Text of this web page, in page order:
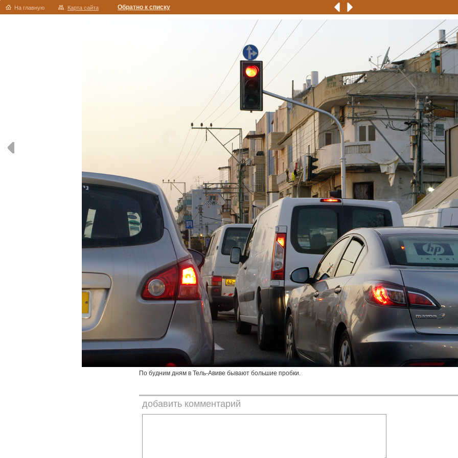
На главную Карта сайта Обратно к списку
По будним дням в Тель-Авиве бывают большие пробки.
добавить комментарий